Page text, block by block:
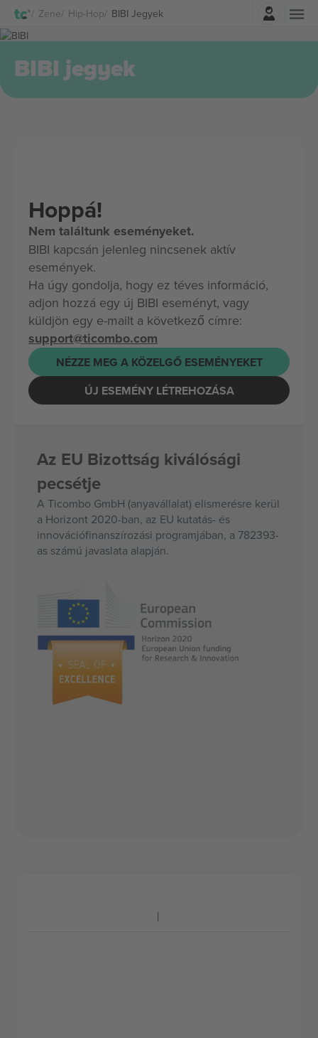
Zene Hip-Hop BIBI Jegyek
BIBI jegyek
Hoppá!
Nem találtunk eseményeket.
BIBI kapcsán jelenleg nincsenek aktív
események.
Ha úgy gondolja, hogy ez téves információ,
adjon hozzá egy új BIBI eseményt, vagy
küldjön egy e-mailt a következő címre:
support@ticombo.com
NÉZZE MEG A KÖZELGŐ ESEMÉNYEKET
ÚJ ESEMÉNY LÉTREHOZÁSA
Az EU Bizottság kiválósági
pecsétje
A Ticombo GmbH (anyavállalat) elismerésre kerül
a Horizont 2020-ban, az EU kutatás- és
innovációfinanszírozási programjában, a 782393-
as számú javaslata alapján.